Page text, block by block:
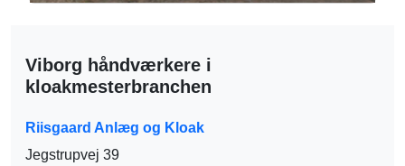
Viborg håndværkere i
kloakmesterbranchen
Riisgaard Anlæg og Kloak
Jegstrupvej 39